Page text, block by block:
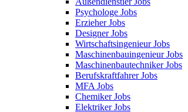
Psychologe Jobs
Erzieher Jobs
Designer Jobs
Wirtschaftsingenieur Jobs
Maschinenbauingenieur Jobs
Maschinenbautechniker Jobs
Berufskraftfahrer Jobs
MFA Jobs
Chemiker Jobs
Elektriker Jobs